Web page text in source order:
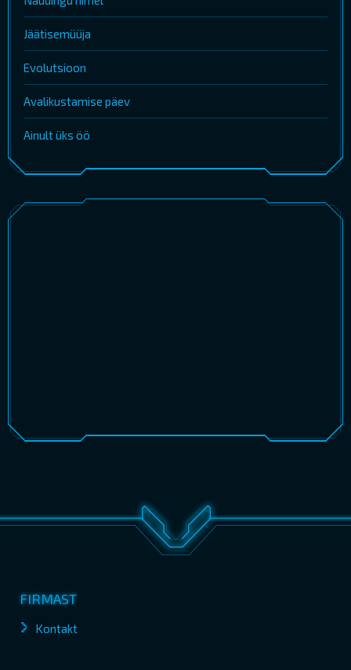
Jäätisemüüja
Evolutsioon
Avalikustamise päev
Ainult üks öö
FIRMAST
Kontakt